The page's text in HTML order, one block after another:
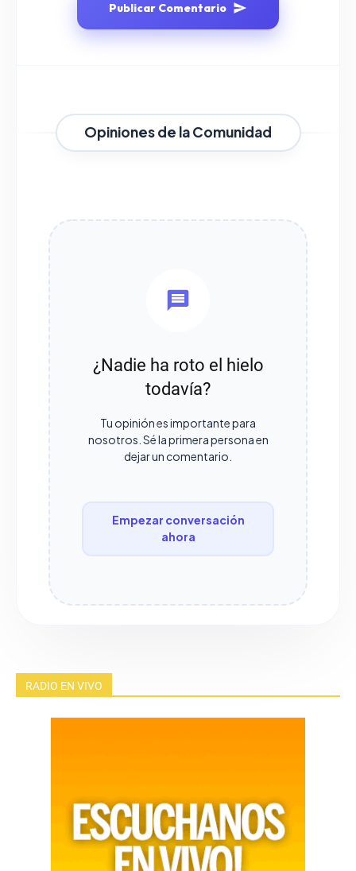
Publicar Comentario
Opiniones de la Comunidad
¿Nadie ha roto el hielo
todavía?
Tu opinión es importante para
nosotros. Sé la primera persona en
dejar un comentario.
Empezar conversación
ahora
RADIO EN VIVO